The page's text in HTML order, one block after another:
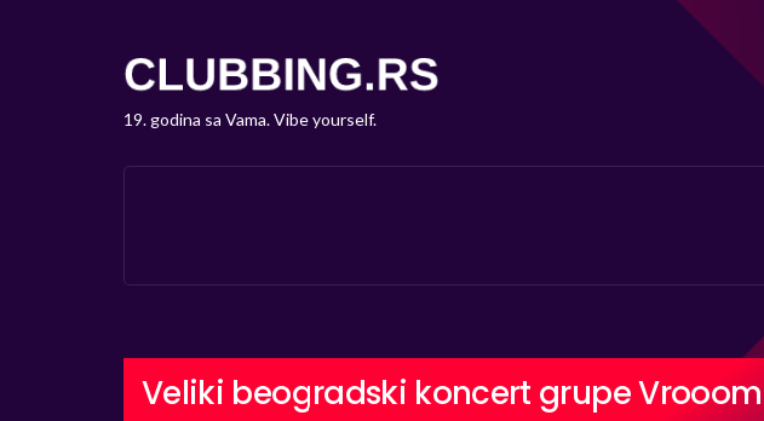
19. godina sa Vama. Vibe yourself.
Veliki beogradski koncert grupe Vrooom